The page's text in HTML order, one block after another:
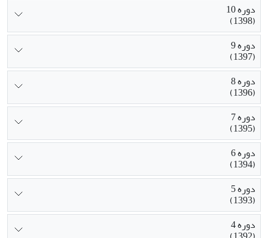
دوره 10
(1398)
دوره 9
(1397)
دوره 8
(1396)
دوره 7
(1395)
دوره 6
(1394)
دوره 5
(1393)
دوره 4